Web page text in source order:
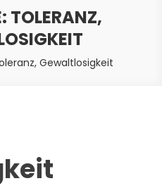
TOLERANZ,
Gewaltlosigkeit